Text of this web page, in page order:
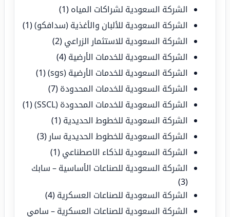
الشركة السعودية لشراكات المياه (1)
الشركة السعودية للألبان والأغذية (سدافكو)(1)
الشركة السعودية للاستثمار الزراعي (2)
الشركة السعودية للخدمات الأرضية (4)
الشركة السعودية للخدمات الأرضية (sgs)
(1)
الشركة السعودية للخدمات المحدودة (7)
الشركة السعودية للخدمات المحدودة (SSCL)
(1)
الشركة السعودية للخطوط الحديدية (1)
الشركة السعودية للخطوط الحديدية سار (3)
الشركة السعودية للذكاء الاصطناعي (1)
الشركة السعودية للصناعات الأساسية – سابك
(3)
الشركة السعودية للصناعات العسكرية (4)
الشركة السعودية للصناعات العسكرية – سامي